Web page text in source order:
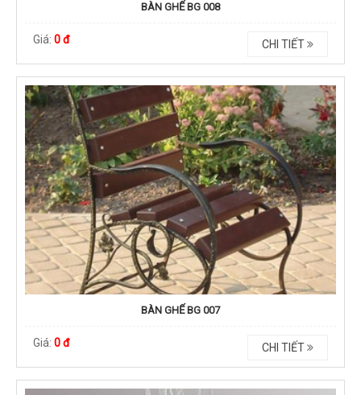
BÀN GHẾ BG 008
Giá: 0 đ CHI TIẾT
BÀN GHẾ BG 007
Giá: 0 đ CHI TIẾT